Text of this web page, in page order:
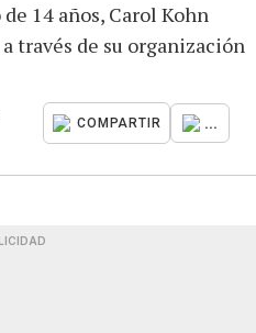
14 años, Carol Kohn
través de su organización
COMPARTIR ...